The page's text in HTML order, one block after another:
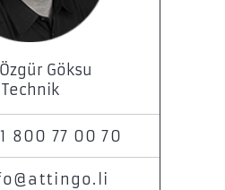
Göksu
Technik
800 77 00 70